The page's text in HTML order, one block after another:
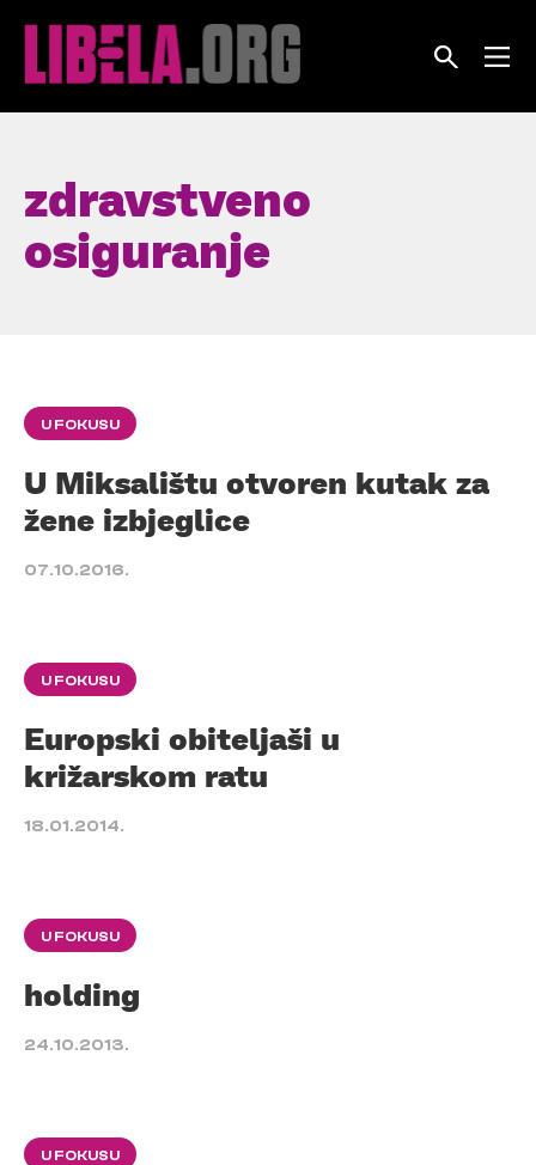
zdravstveno
osiguranje
U FOKUSU
U Miksalištu otvoren kutak za
žene izbjeglice
07.10.2016.
U FOKUSU
Europski obiteljaši u
križarskom ratu
18.01.2014.
U FOKUSU
holding
24.10.2013.
U FOKUSU